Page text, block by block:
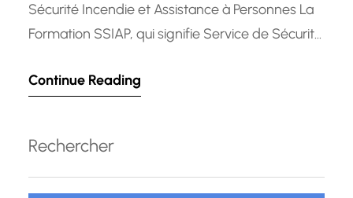
Sécurité Incendie et Assistance à Personnes La
Formation SSIAP, qui signifie Service de Sécurité
essentielle pour les professionnels travaillant
capables de prévenir les risques d’incendie, de
mettre en…
Continue Reading
Rechercher